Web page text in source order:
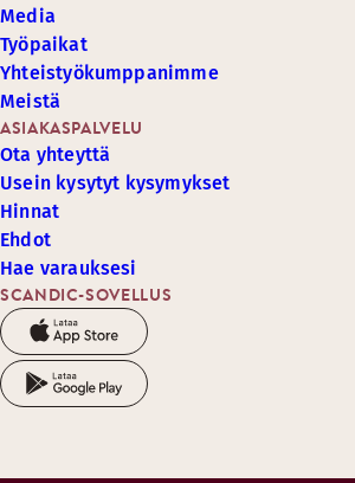
SCANDIC-SOVELLUS
ASIAKASPALVELU
Ota yhteyttä
Usein kysytyt kysymykset
Hinnat
Ehdot
Hae varauksesi
Media
Työpaikat
Yhteistyökumppanimme
Meistä